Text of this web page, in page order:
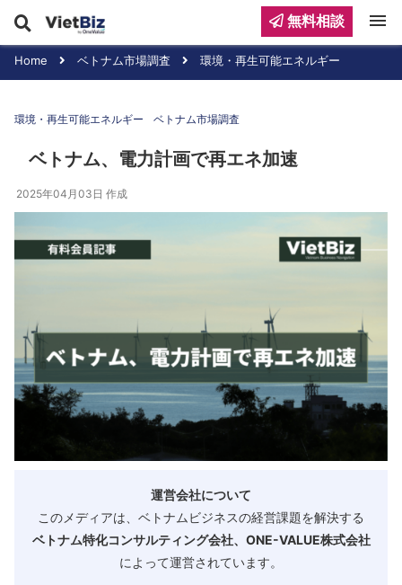
Home ベトナム市場調査 環境・再生可能エネルギー
環境・再生可能エネルギー ベトナム市場調査
ベトナム、電力計画で再エネ加速
2025年04月03日 作成
運営会社について
このメディアは、ベトナムビジネスの経営課題を解決する
ベトナム特化コンサルティング会社、ONE-VALUE株式会社
によって運営されています。
無料相談 menu